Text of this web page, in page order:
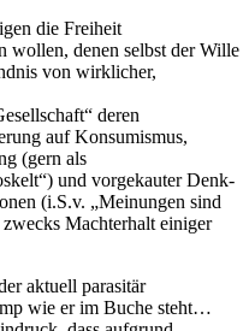
die Freiheit
wollen, denen selbst der Wille
von wirklicher,
deren
auf Konsumismus,
(gern als
und vorgekauter Denk-
(i.S.v. „Meinungen sind
Machterhalt einiger
aktuell parasitär
wie er im Buche steht…